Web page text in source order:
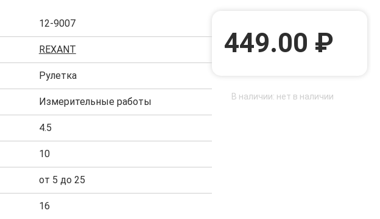
12-9007
REXANT
Рулетка
Измерительные работы
4.5
10
от 5 до 25
16
449.00 ₽
В наличии: нет в наличии